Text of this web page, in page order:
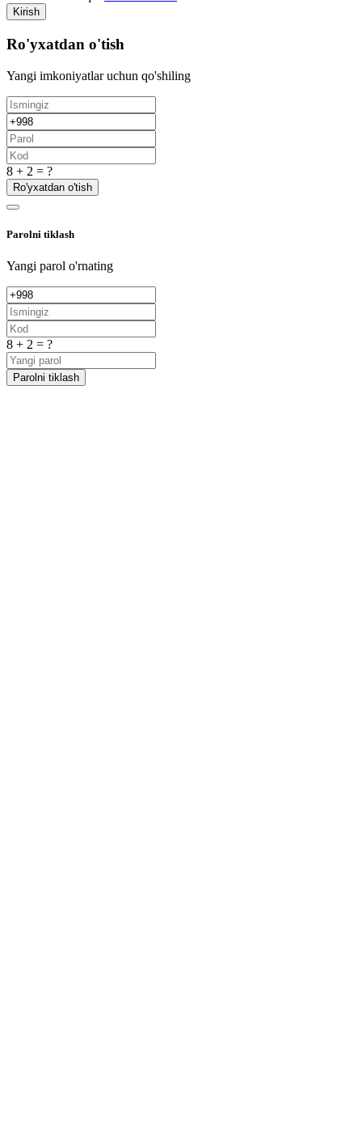
Kirish
Ro'yxatdan o'tish
Yangi imkoniyatlar uchun qo'shiling
8 + 2 = ?
Ro'yxatdan o'tish
Parolni tiklash
Yangi parol o'rnating
8 + 2 = ?
Parolni tiklash